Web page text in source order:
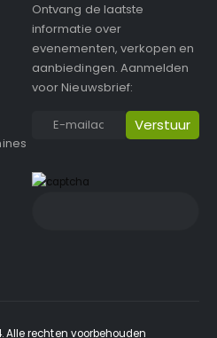
Ontvang de laatste
informatie over
evenementen, verkopen en
aanbiedingen. Aanmelden
voor Nieuwsbrief:
Alle rechten voorbehouden